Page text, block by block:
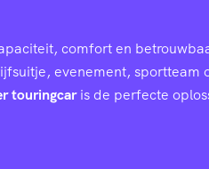
comfort en
evenement, sportteam
touringcaris de perfecte